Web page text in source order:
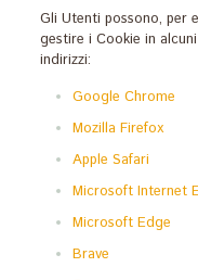
Gli Utenti possono, per
gestire i Cookie in
indirizzi:
Google Chrome
Mozilla Firefox
Apple Safari
Microsoft Internet
Microsoft Edge
Brave